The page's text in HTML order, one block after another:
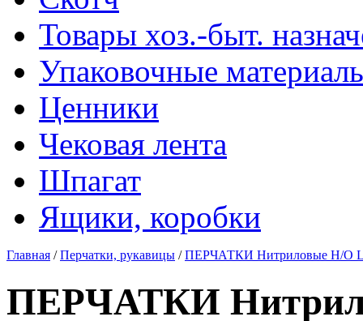
Товары хоз.-быт.
Упаковочные
Ценники
Чековая лента
Шпагат
Ящики, коробки
Главная /Перчатки, рукавицы /ПЕРЧАТКИ Нитриловые Н/О L
ПЕРЧАТКИ